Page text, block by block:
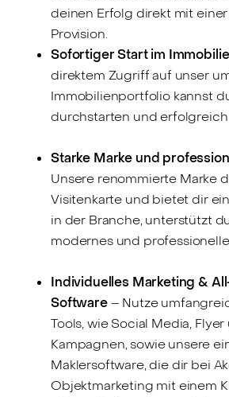
deinen Erfolg direkt mit
Provision.
Sofortiger Start im
direktem Zugriff auf unser
Immobilienportfolio kannst
durchstarten und erfolgreich
Starke Marke und
Unsere renommierte Marke
Visitenkarte und bietet dir
in der Branche, unterstützt
modernes und
Individuelles Marketing &
Software– Nutze
Tools, wie Social Media,
Kampagnen, sowie unsere
Maklersoftware, die dir bei
Objektmarketing mit einem